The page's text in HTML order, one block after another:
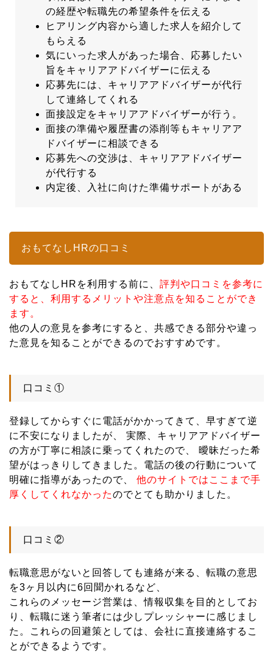
の経歴や転職先の希望条件を伝える
ヒアリング内容から適した求人を紹介して
もらえる
気にいった求人があった場合、応募したい
旨をキャリアアドバイザーに伝える
応募先には、キャリアアドバイザーが代行
して連絡してくれる
面接設定をキャリアアドバイザーが行う。
面接の準備や履歴書の添削等もキャリアア
ドバイザーに相談できる
応募先への交渉は、キャリアアドバイザー
が代行する
内定後、入社に向けた準備サポートがある
おもてなしHRの口コミ
おもてなしHRを利用する前に、 評判や口コミを参考に
すると、利用するメリットや注意点を知ることができ
ます。
他の人の意見を参考にすると、共感できる部分や違っ
た意見を知ることができるのでおすすめです。
口コミ①
登録してからすぐに電話がかかってきて、早すぎて逆
に不安になりましたが、 実際、キャリアアドバイザー
の方が丁寧に相談に乗ってくれたので、 曖昧だった希
望がはっきりしてきました。電話の後の行動について
明確に指導があったので、 他のサイトではここまで手
厚くしてくれなかったのでとても助かりました。
口コミ②
転職意思がないと回答しても連絡が来る、転職の意思
を3ヶ月以内に6回聞かれるなど、
これらのメッセージ営業は、情報収集を目的としてお
り、転職に迷う筆者には少しプレッシャーに感じまし
た。これらの回避策としては、会社に直接連絡するこ
とができるようです。